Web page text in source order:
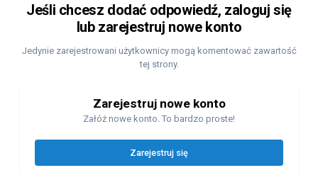
Jeśli chcesz dodać odpowiedź, zaloguj się
lub zarejestruj nowe konto
Jedynie zarejestrowani użytkownicy mogą komentować zawartość
tej strony.
Zarejestruj nowe konto
Załóż nowe konto. To bardzo proste!
Zarejestruj się